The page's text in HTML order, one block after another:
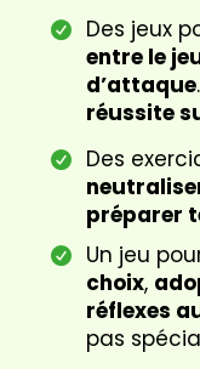
Des jeux
entre le
d’attaque
réussite
Des
préparer
Un jeu
choix,
réflexes
pas